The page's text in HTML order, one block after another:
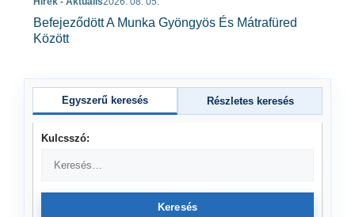
Befejeződött A Munka Gyöngyös És Mátrafüred
Között
Egyszerű keresés Részletes keresés
Kulcsszó:
Keresés